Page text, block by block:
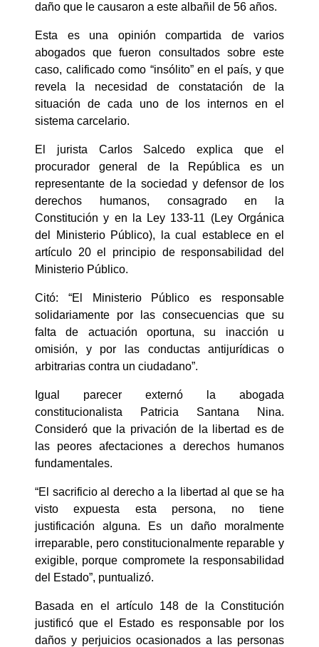
daño que le causaron a este albañil de 56 años.
Esta es una opinión compartida de varios
abogados que fueron consultados sobre este
caso, calificado como “insólito” en el país, y que
revela la necesidad de constatación de la
situación de cada uno de los internos en el
sistema carcelario.
El jurista Carlos Salcedo explica que el
procurador general de la República es un
representante de la sociedad y defensor de los
derechos humanos, consagrado en la
Constitución y en la Ley 133-11 (Ley Orgánica
del Ministerio Público), la cual establece en el
artículo 20 el principio de responsabilidad del
Ministerio Público.
Citó: “El Ministerio Público es responsable
solidariamente por las consecuencias que su
falta de actuación oportuna, su inacción u
omisión, y por las conductas antijurídicas o
arbitrarias contra un ciudadano”.
Igual parecer externó la abogada
constitucionalista Patricia Santana Nina.
Consideró que la privación de la libertad es de
las peores afectaciones a derechos humanos
fundamentales.
“El sacrificio al derecho a la libertad al que se ha
visto expuesta esta persona, no tiene
justificación alguna. Es un daño moralmente
irreparable, pero constitucionalmente reparable y
exigible, porque compromete la responsabilidad
del Estado”, puntualizó.
Basada en el artículo 148 de la Constitución
justificó que el Estado es responsable por los
daños y perjuicios ocasionados a las personas